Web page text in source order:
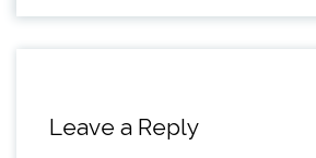
Leave a Reply